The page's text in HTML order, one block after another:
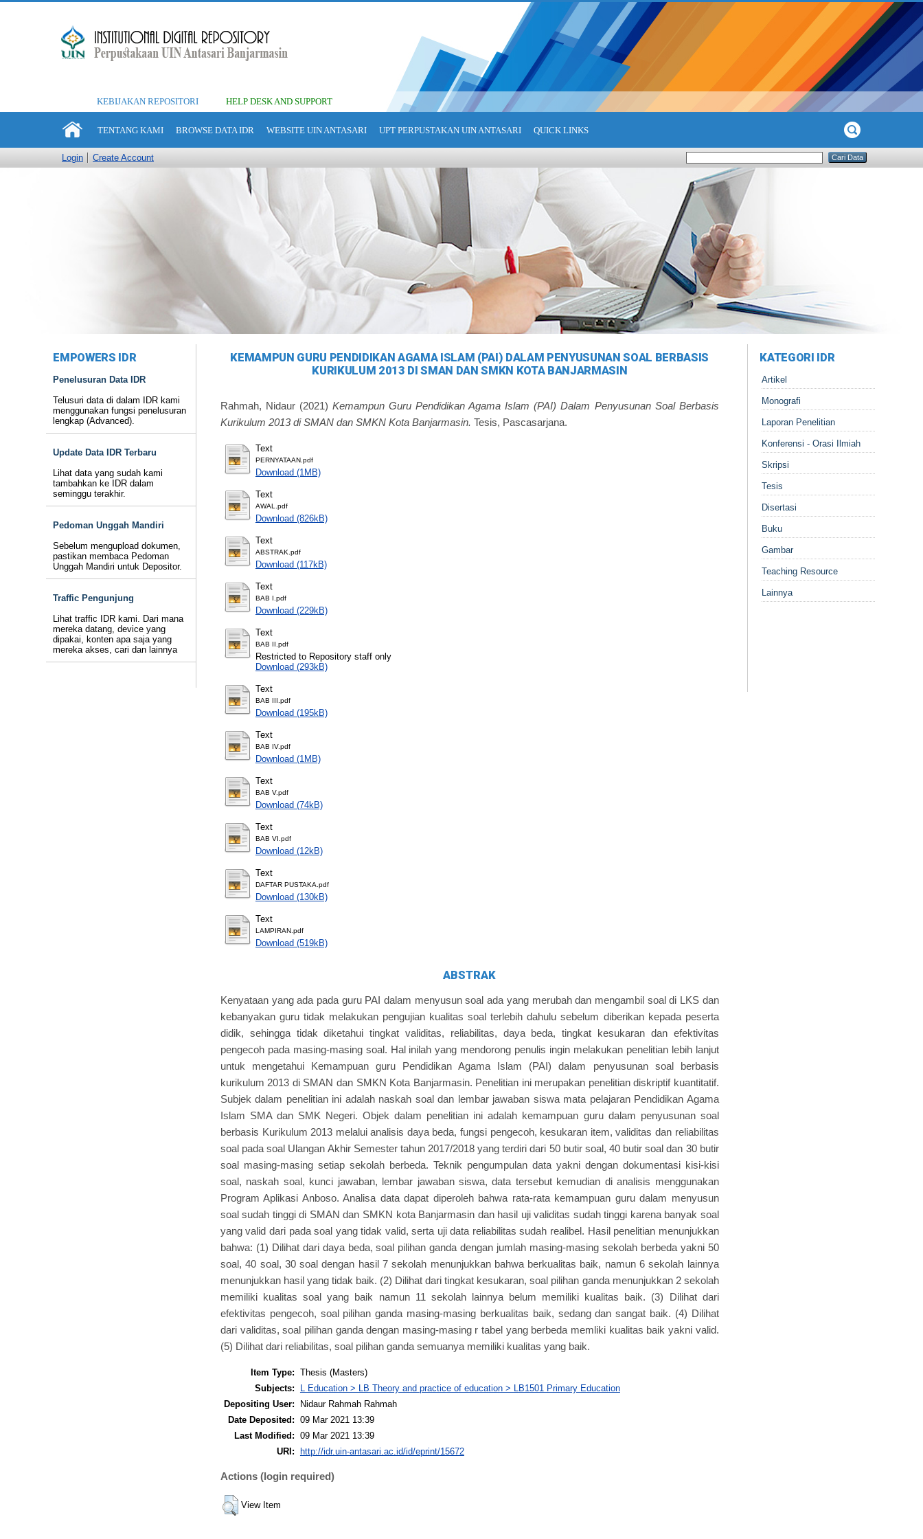
KEBIJAKAN REPOSITORI HELP DESK AND SUPPORT
TENTANG KAMI BROWSE DATA IDR WEBSITE UIN ANTASARI UPT PERPUSTAKAN UIN ANTASARI QUICK LINKS
Login Create Account
EMPOWERS IDR
Penelusuran Data IDR
Telusuri data di dalam IDR kami
menggunakan fungsi penelusuran
lengkap (Advanced).
Update Data IDR Terbaru
Lihat data yang sudah kami
tambahkan ke IDR dalam
seminggu terakhir.
Pedoman Unggah Mandiri
Sebelum mengupload dokumen,
pastikan membaca Pedoman
Unggah Mandiri untuk Depositor.
Traffic Pengunjung
Lihat traffic IDR kami. Dari mana
mereka datang, device yang
dipakai, konten apa saja yang
mereka akses, cari dan lainnya
KEMAMPUN GURU PENDIDIKAN AGAMA ISLAM (PAI) DALAM PENYUSUNAN SOAL BERBASIS
KURIKULUM 2013 DI SMAN DAN SMKN KOTA BANJARMASIN
Rahmah, Nidaur(2021)Kemampun Guru Pendidikan Agama Islam (PAI) Dalam Penyusunan Soal Berbasis
Kurikulum 2013 di SMAN dan SMKN Kota Banjarmasin. Tesis, Pascasarjana.
Text
PERNYATAAN.pdf
Download (1MB)
Text
AWAL.pdf
Download (826kB)
Text
ABSTRAK.pdf
Download (117kB)
Text
BAB I.pdf
Download (229kB)
Text
BAB II.pdf
Restricted to Repository staff only
Download (293kB)
Text
BAB III.pdf
Download (195kB)
Text
BAB IV.pdf
Download (1MB)
Text
BAB V.pdf
Download (74kB)
Text
BAB VI.pdf
Download (12kB)
Text
DAFTAR PUSTAKA.pdf
Download (130kB)
Text
LAMPIRAN.pdf
Download (519kB)
ABSTRAK
Kenyataan yang ada pada guru PAI dalam menyusun soal ada yang merubah dan mengambil soal di LKS dan
kebanyakan guru tidak melakukan pengujian kualitas soal terlebih dahulu sebelum diberikan kepada peserta
didik, sehingga tidak diketahui tingkat validitas, reliabilitas, daya beda, tingkat kesukaran dan efektivitas
pengecoh pada masing-masing soal. Hal inilah yang mendorong penulis ingin melakukan penelitian lebih lanjut
untuk mengetahui Kemampuan guru Pendidikan Agama Islam (PAI) dalam penyusunan soal berbasis
kurikulum 2013 di SMAN dan SMKN Kota Banjarmasin. Penelitian ini merupakan penelitian diskriptif kuantitatif.
Subjek dalam penelitian ini adalah naskah soal dan lembar jawaban siswa mata pelajaran Pendidikan Agama
Islam SMA dan SMK Negeri. Objek dalam penelitian ini adalah kemampuan guru dalam penyusunan soal
berbasis Kurikulum 2013 melalui analisis daya beda, fungsi pengecoh, kesukaran item, validitas dan reliabilitas
soal pada soal Ulangan Akhir Semester tahun 2017/2018 yang terdiri dari 50 butir soal, 40 butir soal dan 30 butir
soal masing-masing setiap sekolah berbeda. Teknik pengumpulan data yakni dengan dokumentasi kisi-kisi
soal, naskah soal, kunci jawaban, lembar jawaban siswa, data tersebut kemudian di analisis menggunakan
Program Aplikasi Anboso. Analisa data dapat diperoleh bahwa rata-rata kemampuan guru dalam menyusun
soal sudah tinggi di SMAN dan SMKN kota Banjarmasin dan hasil uji validitas sudah tinggi karena banyak soal
yang valid dari pada soal yang tidak valid, serta uji data reliabilitas sudah realibel. Hasil penelitian menunjukkan
bahwa: (1) Dilihat dari daya beda, soal pilihan ganda dengan jumlah masing-masing sekolah berbeda yakni 50
soal, 40 soal, 30 soal dengan hasil 7 sekolah menunjukkan bahwa berkualitas baik, namun 6 sekolah lainnya
menunjukkan hasil yang tidak baik. (2) Dilihat dari tingkat kesukaran, soal pilihan ganda menunjukkan 2 sekolah
memiliki kualitas soal yang baik namun 11 sekolah lainnya belum memiliki kualitas baik. (3) Dilihat dari
efektivitas pengecoh, soal pilihan ganda masing-masing berkualitas baik, sedang dan sangat baik. (4) Dilihat
dari validitas, soal pilihan ganda dengan masing-masing r tabel yang berbeda memliki kualitas baik yakni valid.
(5) Dilihat dari reliabilitas, soal pilihan ganda semuanya memiliki kualitas yang baik.
Item Type: Thesis (Masters)
Subjects:
L Education > LB Theory and practice of education > LB1501 Primary Education
Depositing User:
Nidaur Rahmah Rahmah
Date Deposited: 09 Mar 2021 13:39
Last Modified: 09 Mar 2021 13:39
URI: http://idr.uin-antasari.ac.id/id/eprint/15672
Actions (login required)
View Item
KATEGORI IDR
Artikel
Monografi
Laporan Penelitian
Konferensi - Orasi Ilmiah
Skripsi
Tesis
Disertasi
Buku
Gambar
Teaching Resource
Lainnya